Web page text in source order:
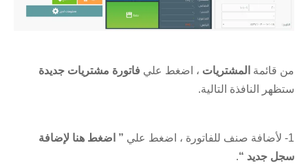
من قائمة المشتريات ، اضغط علي فاتورة مشتريات جديدة
ستظهر النافذة التالية.
1- لأضافة صنف للفاتورة ، اضغط علي
” اضغط هنا لإضافة
سجل جديد “.